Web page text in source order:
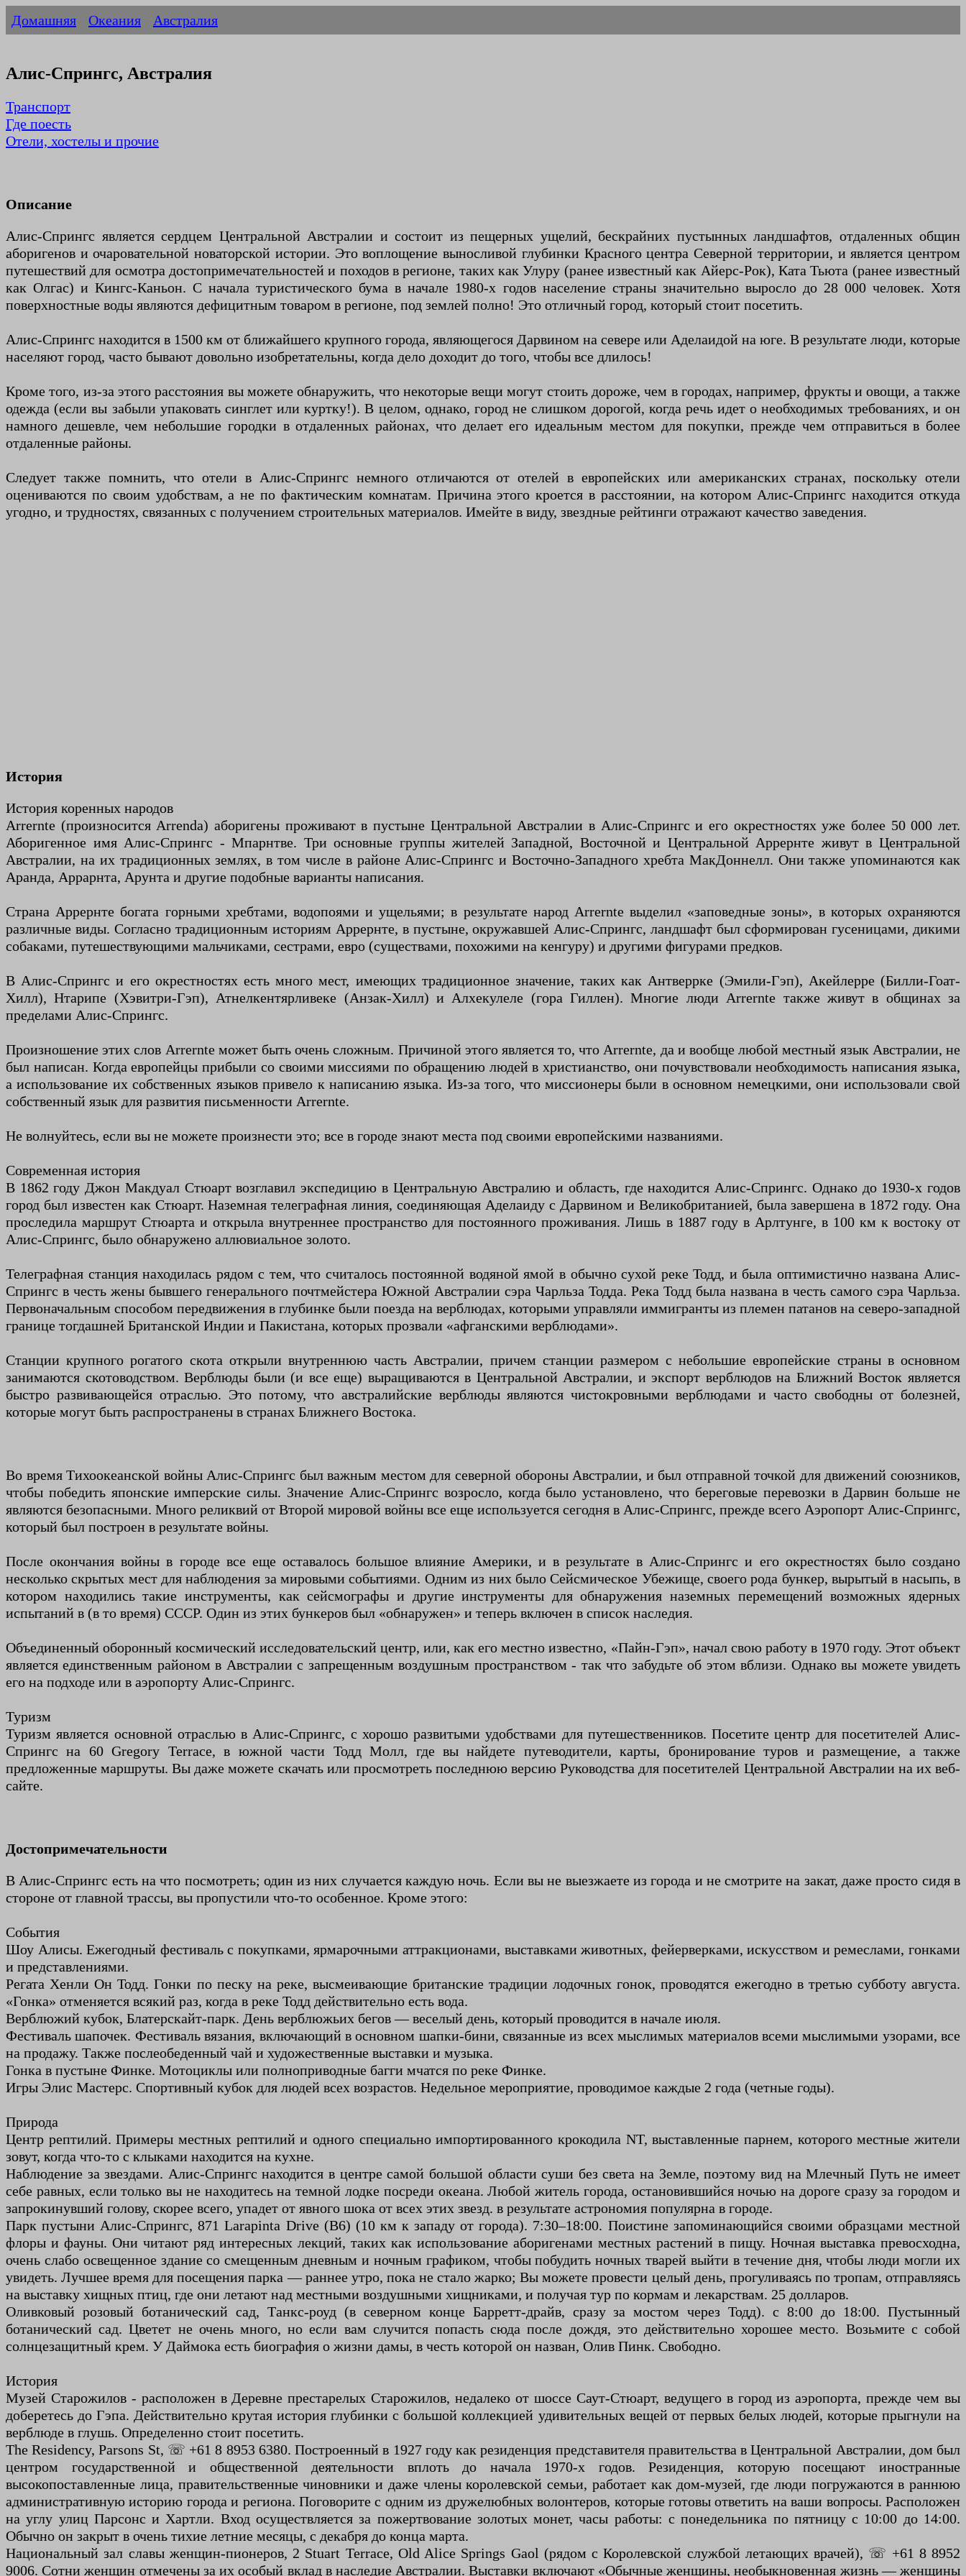
Домашняя Океания Австралия
Алис-Спрингс, Австралия
Транспорт
Где поесть
Отели, хостелы и прочие
Описание
Алис-Спрингс является сердцем Центральной Австралии и состоит из пещерных ущелий, бескрайних пустынных ландшафтов, отдаленных общин
аборигенов и очаровательной новаторской истории. Это воплощение выносливой глубинки Красного центра Северной территории, и является центром
путешествий для осмотра достопримечательностей и походов в регионе, таких как Улуру (ранее известный как Айерс-Рок), Ката Тьюта (ранее известный
как Олгас) и Кингс-Каньон. С начала туристического бума в начале 1980-х годов население страны значительно выросло до 28 000 человек. Хотя
поверхностные воды являются дефицитным товаром в регионе, под землей полно! Это отличный город, который стоит посетить.
Алис-Спрингс находится в 1500 км от ближайшего крупного города, являющегося Дарвином на севере или Аделаидой на юге. В результате люди, которые
населяют город, часто бывают довольно изобретательны, когда дело доходит до того, чтобы все длилось!
Кроме того, из-за этого расстояния вы можете обнаружить, что некоторые вещи могут стоить дороже, чем в городах, например, фрукты и овощи, а также
одежда (если вы забыли упаковать синглет или куртку!). В целом, однако, город не слишком дорогой, когда речь идет о необходимых требованиях, и он
намного дешевле, чем небольшие городки в отдаленных районах, что делает его идеальным местом для покупки, прежде чем отправиться в более
отдаленные районы.
Следует также помнить, что отели в Алис-Спрингс немного отличаются от отелей в европейских или американских странах, поскольку отели
оцениваются по своим удобствам, а не по фактическим комнатам. Причина этого кроется в расстоянии, на котором Алис-Спрингс находится откуда
угодно, и трудностях, связанных с получением строительных материалов. Имейте в виду, звездные рейтинги отражают качество заведения.
История
История коренных народов
Arrernte (произносится Arrenda) аборигены проживают в пустыне Центральной Австралии в Алис-Спрингс и его окрестностях уже более 50 000 лет.
Аборигенное имя Алис-Спрингс - Мпарнтве. Три основные группы жителей Западной, Восточной и Центральной Аррернте живут в Центральной
Австралии, на их традиционных землях, в том числе в районе Алис-Спрингс и Восточно-Западного хребта МакДоннелл. Они также упоминаются как
Аранда, Аррарнта, Арунта и другие подобные варианты написания.
Страна Аррернте богата горными хребтами, водопоями и ущельями; в результате народ Arrernte выделил «заповедные зоны», в которых охраняются
различные виды. Согласно традиционным историям Аррернте, в пустыне, окружавшей Алис-Спрингс, ландшафт был сформирован гусеницами, дикими
собаками, путешествующими мальчиками, сестрами, евро (существами, похожими на кенгуру) и другими фигурами предков.
В Алис-Спрингс и его окрестностях есть много мест, имеющих традиционное значение, таких как Антверрке (Эмили-Гэп), Акейлерре (Билли-Гоат-
Хилл), Нтарипе (Хэвитри-Гэп), Атнелкентярливеке (Анзак-Хилл) и Алхекулеле (гора Гиллен). Многие люди Arrernte также живут в общинах за
пределами Алис-Спрингс.
Произношение этих слов Arrernte может быть очень сложным. Причиной этого является то, что Arrernte, да и вообще любой местный язык Австралии, не
был написан. Когда европейцы прибыли со своими миссиями по обращению людей в христианство, они почувствовали необходимость написания языка,
а использование их собственных языков привело к написанию языка. Из-за того, что миссионеры были в основном немецкими, они использовали свой
собственный язык для развития письменности Arrernte.
Не волнуйтесь, если вы не можете произнести это; все в городе знают места под своими европейскими названиями.
Современная история
В 1862 году Джон Макдуал Стюарт возглавил экспедицию в Центральную Австралию и область, где находится Алис-Спрингс. Однако до 1930-х годов
город был известен как Стюарт. Наземная телеграфная линия, соединяющая Аделаиду ​​с Дарвином и Великобританией, была завершена в 1872 году. Она
проследила маршрут Стюарта и открыла внутреннее пространство для постоянного проживания. Лишь в 1887 году в Арлтунге, в 100 км к востоку от
Алис-Спрингс, было обнаружено аллювиальное золото.
Телеграфная станция находилась рядом с тем, что считалось постоянной водяной ямой в обычно сухой реке Тодд, и была оптимистично названа Алис-
Спрингс в честь жены бывшего генерального почтмейстера Южной Австралии сэра Чарльза Тодда. Река Тодд была названа в честь самого сэра Чарльза.
Первоначальным способом передвижения в глубинке были поезда на верблюдах, которыми управляли иммигранты из племен патанов на северо-западной
границе тогдашней Британской Индии и Пакистана, которых прозвали «афганскими верблюдами».
Станции крупного рогатого скота открыли внутреннюю часть Австралии, причем станции размером с небольшие европейские страны в основном
занимаются скотоводством. Верблюды были (и все еще) выращиваются в Центральной Австралии, и экспорт верблюдов на Ближний Восток является
быстро развивающейся отраслью. Это потому, что австралийские верблюды являются чистокровными верблюдами и часто свободны от болезней,
которые могут быть распространены в странах Ближнего Востока.
Во время Тихоокеанской войны Алис-Спрингс был важным местом для северной обороны Австралии, и был отправной точкой для движений союзников,
чтобы победить японские имперские силы. Значение Алис-Спрингс возросло, когда было установлено, что береговые перевозки в Дарвин больше не
являются безопасными. Много реликвий от Второй мировой войны все еще используется сегодня в Алис-Спрингс, прежде всего Аэропорт Алис-Спрингс,
который был построен в результате войны.
После окончания войны в городе все еще оставалось большое влияние Америки, и в результате в Алис-Спрингс и его окрестностях было создано
несколько скрытых мест для наблюдения за мировыми событиями. Одним из них было Сейсмическое Убежище, своего рода бункер, вырытый в насыпь, в
котором находились такие инструменты, как сейсмографы и другие инструменты для обнаружения наземных перемещений возможных ядерных
испытаний в (в то время) СССР. Один из этих бункеров был «обнаружен» и теперь включен в список наследия.
Объединенный оборонный космический исследовательский центр, или, как его местно известно, «Пайн-Гэп», начал свою работу в 1970 году. Этот объект
является единственным районом в Австралии с запрещенным воздушным пространством - так что забудьте об этом вблизи. Однако вы можете увидеть
его на подходе или в аэропорту Алис-Спрингс.
Туризм
Туризм является основной отраслью в Алис-Спрингс, с хорошо развитыми удобствами для путешественников. Посетите центр для посетителей Алис-
Спрингс на 60 Gregory Terrace, в южной части Тодд Молл, где вы найдете путеводители, карты, бронирование туров и размещение, а также
предложенные маршруты. Вы даже можете скачать или просмотреть последнюю версию Руководства для посетителей Центральной Австралии на их веб-
сайте.
Достопримечательности
В Алис-Спрингс есть на что посмотреть; один из них случается каждую ночь. Если вы не выезжаете из города и не смотрите на закат, даже просто сидя в
стороне от главной трассы, вы пропустили что-то особенное. Кроме этого:
События
Шоу Алисы. Ежегодный фестиваль с покупками, ярмарочными аттракционами, выставками животных, фейерверками, искусством и ремеслами, гонками
и представлениями.
Регата Хенли Он Тодд. Гонки по песку на реке, высмеивающие британские традиции лодочных гонок, проводятся ежегодно в третью субботу августа.
«Гонка» отменяется всякий раз, когда в реке Тодд действительно есть вода.
Верблюжий кубок, Блатерскайт-парк. День верблюжьих бегов — веселый день, который проводится в начале июля.
Фестиваль шапочек. Фестиваль вязания, включающий в основном шапки-бини, связанные из всех мыслимых материалов всеми мыслимыми узорами, все
на продажу. Также послеобеденный чай и художественные выставки и музыка.
Гонка в пустыне Финке. Мотоциклы или полноприводные багги мчатся по реке Финке.
Игры Элис Мастерс. Спортивный кубок для людей всех возрастов. Недельное мероприятие, проводимое каждые 2 года (четные годы).
Природа
Центр рептилий. Примеры местных рептилий и одного специально импортированного крокодила NT, выставленные парнем, которого местные жители
зовут, когда что-то с клыками находится на кухне.
Наблюдение за звездами. Алис-Спрингс находится в центре самой большой области суши без света на Земле, поэтому вид на Млечный Путь не имеет
себе равных, если только вы не находитесь на темной лодке посреди океана. Любой житель города, остановившийся ночью на дороге сразу за городом и
запрокинувший голову, скорее всего, упадет от явного шока от всех этих звезд. в результате астрономия популярна в городе.
Парк пустыни Алис-Спрингс, 871 Larapinta Drive (B6) (10 км к западу от города). 7:30–18:00. Поистине запоминающийся своими образцами местной
флоры и фауны. Они читают ряд интересных лекций, таких как использование аборигенами местных растений в пищу. Ночная выставка превосходна,
очень слабо освещенное здание со смещенным дневным и ночным графиком, чтобы побудить ночных тварей выйти в течение дня, чтобы люди могли их
увидеть. Лучшее время для посещения парка — раннее утро, пока не стало жарко; Вы можете провести целый день, прогуливаясь по тропам, отправляясь
на выставку хищных птиц, где они летают над местными воздушными хищниками, и получая тур по кормам и лекарствам. 25 долларов.
Оливковый розовый ботанический сад, Танкс-роуд (в северном конце Барретт-драйв, сразу за мостом через Тодд). с 8:00 до 18:00. Пустынный
ботанический сад. Цветет не очень много, но если вам случится попасть сюда после дождя, это действительно хорошее место. Возьмите с собой
солнцезащитный крем. У Даймока есть биография о жизни дамы, в честь которой он назван, Олив Пинк. Свободно.
История
Музей Старожилов - расположен в Деревне престарелых Старожилов, недалеко от шоссе Саут-Стюарт, ведущего в город из аэропорта, прежде чем вы
доберетесь до Гэпа. Действительно крутая история глубинки с большой коллекцией удивительных вещей от первых белых людей, которые прыгнули на
верблюде в глушь. Определенно стоит посетить.
The Residency, Parsons St, ☏ +61 8 8953 6380. Построенный в 1927 году как резиденция представителя правительства в Центральной Австралии, дом был
центром государственной и общественной деятельности вплоть до начала 1970-х годов. Резиденция, которую посещают иностранные
высокопоставленные лица, правительственные чиновники и даже члены королевской семьи, работает как дом-музей, где люди погружаются в раннюю
административную историю города и региона. Поговорите с одним из дружелюбных волонтеров, которые готовы ответить на ваши вопросы. Расположен
на углу улиц Парсонс и Хартли. Вход осуществляется за пожертвование золотых монет, часы работы: с понедельника по пятницу с 10:00 до 14:00.
Обычно он закрыт в очень тихие летние месяцы, с декабря до конца марта.
Национальный зал славы женщин-пионеров, 2 Stuart Terrace, Old Alice Springs Gaol (рядом с Королевской службой летающих врачей), ☏ +61 8 8952
9006. Сотни женщин отмечены за их особый вклад в наследие Австралии. Выставки включают «Обычные женщины, необыкновенная жизнь — женщины